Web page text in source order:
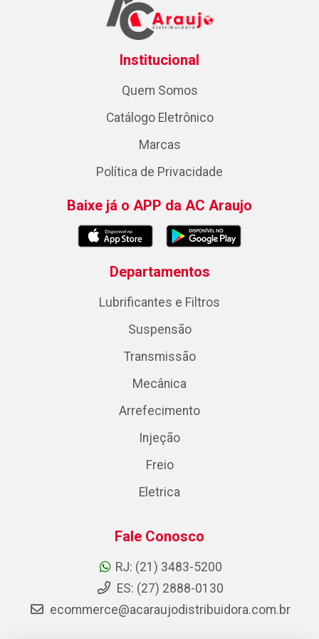
Institucional
Quem Somos
Catálogo Eletrônico
Marcas
Política de Privacidade
Baixe já o APP da AC Araujo
Departamentos
Lubrificantes e Filtros
Suspensão
Transmissão
Mecânica
Arrefecimento
Injeção
Freio
Eletrica
Fale Conosco
RJ: (21) 3483-5200
ES: (27) 2888-0130
ecommerce@acaraujodistribuidora.com.br